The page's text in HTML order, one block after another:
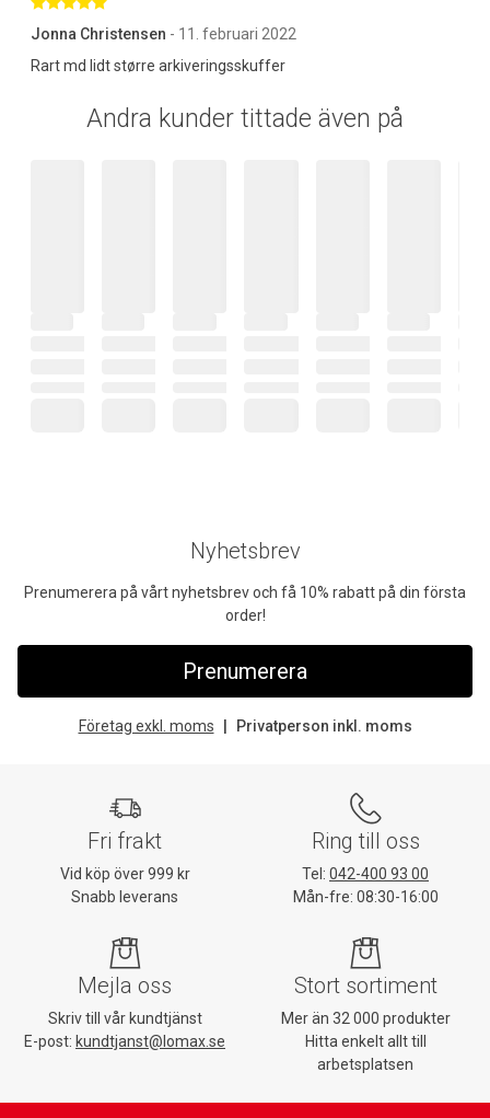
Jonna Christensen - 11. februari 2022
Rart md lidt større arkiveringsskuffer
Andra kunder tittade även på
Nyhetsbrev
Prenumerera på vårt nyhetsbrev och få 10% rabatt på din första
order!
Prenumerera
Företag exkl. moms Privatperson inkl. moms
Fri frakt
Vid köp över 999 kr
Snabb leverans
Ring till oss
Tel: 042-400 93 00
Mån-fre: 08:30-16:00
Mejla oss
Skriv till vår kundtjänst
E-post: kundtjanst@lomax.se
Stort sortiment
Mer än 32 000 produkter
Hitta enkelt allt till
arbetsplatsen